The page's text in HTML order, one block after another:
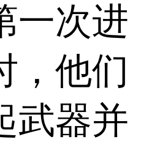
一次进
，他们
武器并